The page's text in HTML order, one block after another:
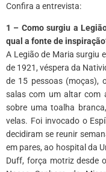
Confira a entrevista:
1 – Como surgiu a
qual a fonte de
A Legião de Maria surgiu
de 1921, véspera da
de 15 pessoas (moças),
salas com um altar com
sobre uma toalha
velas. Foi invocado o
decidiram se reunir
em pares, ao hospital da
Duff, força motriz desde